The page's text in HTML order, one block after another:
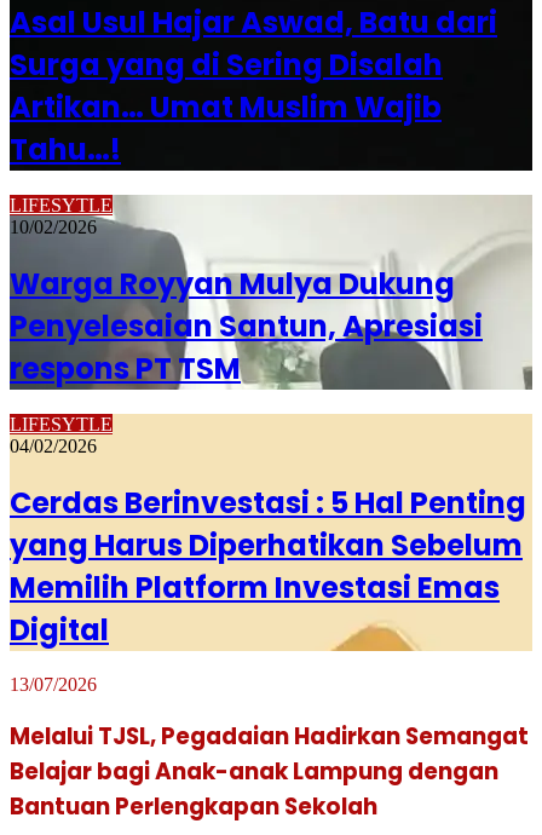
Asal Usul Hajar Aswad, Batu dari
Surga yang di Sering Disalah
Artikan… Umat Muslim Wajib
Tahu…!
LIFESYTLE
10/02/2026
Warga Royyan Mulya Dukung
Penyelesaian Santun, Apresiasi
respons PT TSM
LIFESYTLE
04/02/2026
Cerdas Berinvestasi : 5 Hal Penting
yang Harus Diperhatikan Sebelum
Memilih Platform Investasi Emas
Digital
13/07/2026
Melalui TJSL, Pegadaian Hadirkan Semangat
Belajar bagi Anak-anak Lampung dengan
Bantuan Perlengkapan Sekolah